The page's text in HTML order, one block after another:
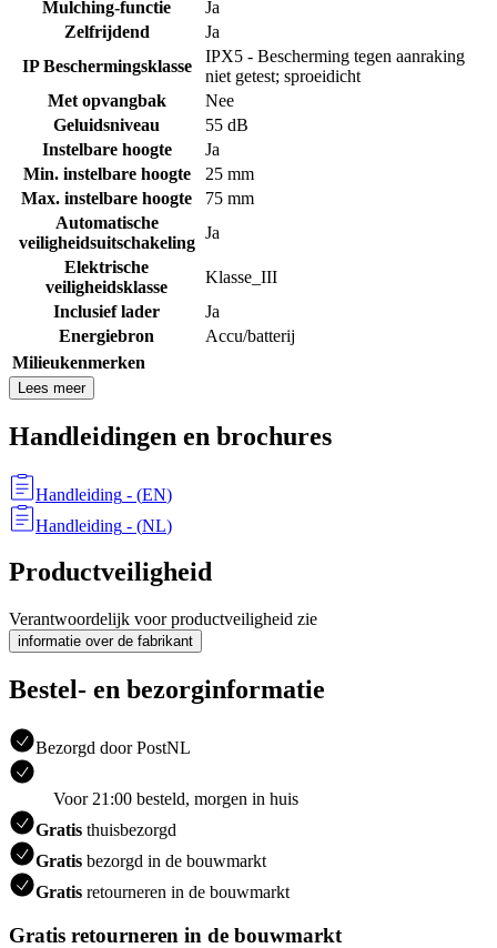
Mulching-functie
Ja
Zelfrijdend
Ja
IP Beschermingsklasse
IPX5 - Bescherming tegen aanraking
niet getest; sproeidicht
Met opvangbak
Nee
Geluidsniveau
55 dB
Instelbare hoogte
Ja
Min. instelbare hoogte
25 mm
Max. instelbare hoogte
75 mm
Automatische
veiligheidsuitschakeling
Ja
Elektrische
veiligheidsklasse
Klasse_III
Inclusief lader
Ja
Energiebron
Accu/batterij
Milieukenmerken
Lees meer
Handleidingen en brochures
Handleiding - (EN)
Handleiding - (NL)
Productveiligheid
Verantwoordelijk voor productveiligheid zie
informatie over de fabrikant
Bestel- en bezorginformatie
Bezorgd door PostNL
Voor 21:00 besteld, morgen in huis
Gratis thuisbezorgd
Gratis bezorgd in de bouwmarkt
Gratis retourneren in de bouwmarkt
Gratis retourneren in de bouwmarkt